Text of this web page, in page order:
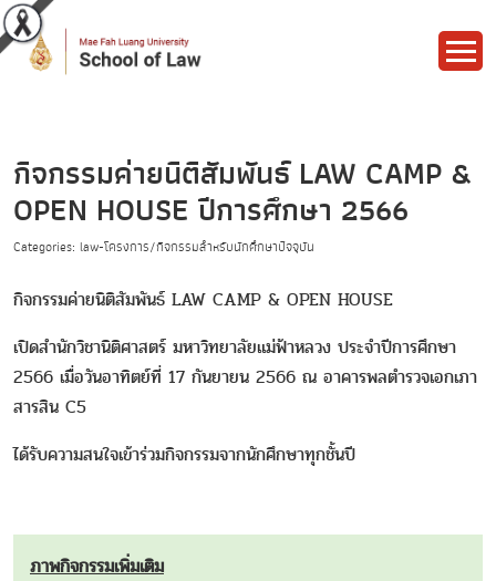
กิจกรรมค่ายนิติสัมพันธ์ LAW CAMP &
OPEN HOUSE ปีการศึกษา 2566
Categories: law-โครงการ/กิจกรรมสำหรับนักศึกษาปัจจุบัน
กิจกรรมค่ายนิติสัมพันธ์ LAW CAMP & OPEN HOUSE
เปิดสำนักวิชานิติศาสตร์ มหาวิทยาลัยแม่ฟ้าหลวง ประจำปีการศึกษา
2566 เมื่อวันอาทิตย์ที่ 17 กันยายน 2566 ณ อาคารพลตำรวจเอกเภา
สารสิน C5
ได้รับความสนใจเข้าร่วมกิจกรรมจากนักศึกษาทุกชั้นปี
ภาพกิจกรรมเพิ่มเติม